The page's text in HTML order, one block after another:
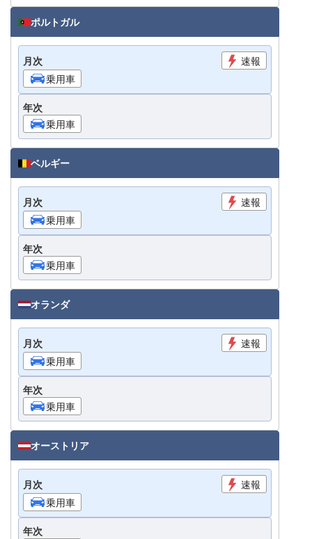
ポルトガル
月次
速報
乗用車
年次
乗用車
ベルギー
月次
速報
乗用車
年次
乗用車
オランダ
月次
速報
乗用車
年次
乗用車
オーストリア
月次
速報
乗用車
年次